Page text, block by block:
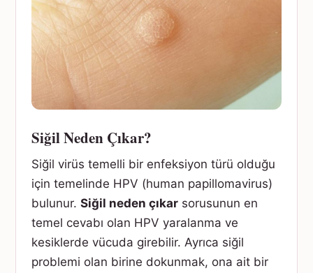
Siğil Neden Çıkar?
Siğil virüs temelli bir enfeksiyon türü olduğu
için temelinde HPV (human papillomavirus)
bulunur. Siğil neden çıkar sorusunun en
temel cevabı olan HPV yaralanma ve
kesiklerde vücuda girebilir. Ayrıca siğil
problemi olan birine dokunmak, ona ait bir